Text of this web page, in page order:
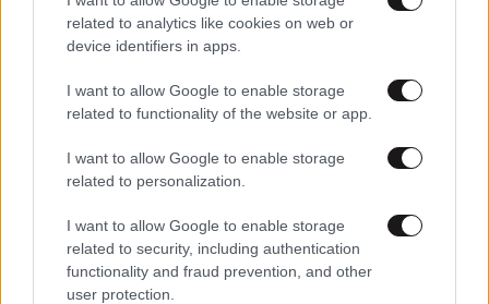
related to analytics like cookies on web or
device identifiers in apps.
I want to allow Google to enable storage
related to functionality of the website or app.
I want to allow Google to enable storage
related to personalization.
I want to allow Google to enable storage
related to security, including authentication
functionality and fraud prevention, and other
user protection.
στη Νέα Ορλεάνη – Η ανταλλαγή πυρών με τους
αστυνομικούς πριν πέσει νεκρός